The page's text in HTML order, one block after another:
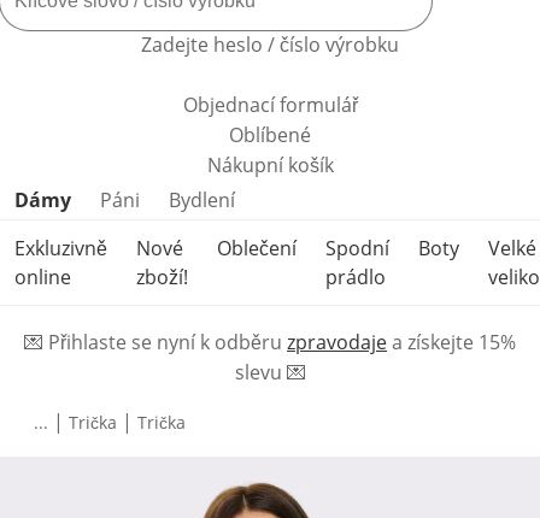
Zadejte heslo / číslo výrobku
Objednací formulář
Oblíbené
Nákupní košík
Přeskočit kategorie produktů
Dámy Páni
Bydlení
Exkluzivně
online
Nové
zboží!
Oblečení
Spodní
prádlo
Boty
Velké
💌 Přihlaste se nyní k odběru zpravodajea získejte 15%
slevu 💌
... | Trička | Trička